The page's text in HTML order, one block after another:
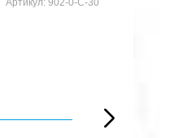
Артикул: 902-0-C-30